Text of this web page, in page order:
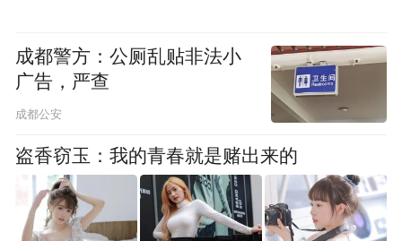
成都警方：公厕乱贴非法小
广告，严查
成都公安
盗香窃玉：我的青春就是赌出来的